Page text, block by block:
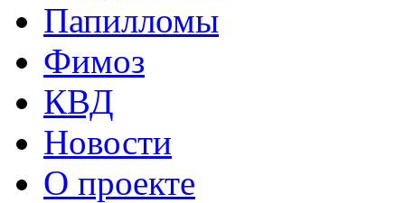
Папилломы
Фимоз
КВД
Новости
О проекте